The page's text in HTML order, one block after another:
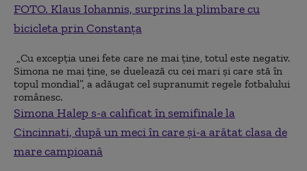
FOTO. Klaus Iohannis, surprins la plimbare cu
bicicleta prin Constanța
„Cu excepția unei fete care ne mai ține, totul este negativ.
Simona ne mai ține, se duelează cu cei mari și care stă în
topul mondial”, a adăugat cel supranumit regele fotbalului
românesc.
Simona Halep s-a calificat în semifinale la
Cincinnati, după un meci în care și-a arătat clasa de
mare campioană